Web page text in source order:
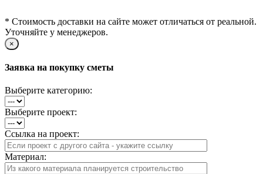
* Стоимость доставки на сайте может отличаться от реальной.
Уточняйте у менеджеров.
×
Заявка на покупку сметы
Выберите категорию:
Выберите проект:
Ссылка на проект:
Материал: